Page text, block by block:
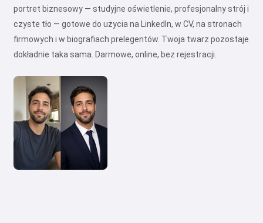
portret biznesowy — studyjne oświetlenie, profesjonalny strój i
czyste tło — gotowe do użycia na LinkedIn, w CV, na stronach
firmowych i w biografiach prelegentów. Twoja twarz pozostaje
dokładnie taka sama. Darmowe, online, bez rejestracji.